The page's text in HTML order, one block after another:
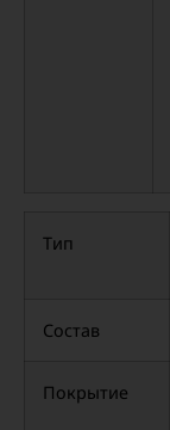
Тип
Состав
Покрытие